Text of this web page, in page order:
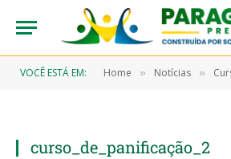
VOCÊ ESTÁ EM: Home » Notícias » Curso
curso_de_panificação_2